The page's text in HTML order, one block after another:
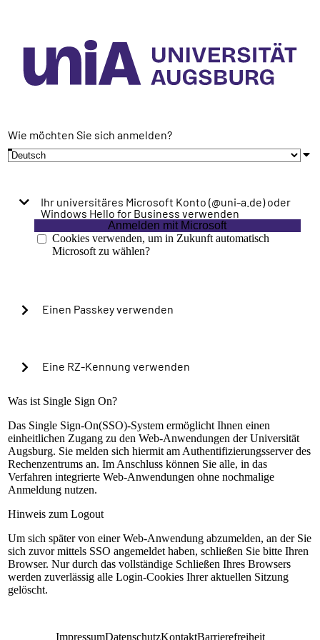
Wie möchten Sie sich anmelden?
Ihr universitäres Microsoft Konto (@uni-a.de) oder
Windows Hello for Business verwenden
Anmelden mit Microsoft
Cookies verwenden, um in Zukunft automatisch
Microsoft zu wählen?
Einen Passkey verwenden
Eine RZ-Kennung verwenden
Die Anmeldung mit RZ-Kennung ist nur nach
Einrichtung der lokalen Mehrfaktorauthentifizierung
möglich. Sollte dies bisher nicht geschehen sein,
können Sie sich mit Ihrem universitären Microsoft-
Konto (@uni-a.de-Mail) über Microsoft EntraID
kontaktieren Sie bitte unseren Servicedesk.
Anleitung zur Einrichtung
RZ-Kennung
Passwort
Was ist Single Sign On?
Das Single Sign-On(SSO)-System ermöglicht Ihnen einen
einheitlichen Zugang zu den Web-Anwendungen der Universität
Augsburg. Sie melden sich hiermit am Authentifizierungsserver des
Rechenzentrums an. Im Anschluss können Sie alle, in das
Verfahren integrierte Web-Anwendungen ohne nochmalige
Anmeldung nutzen.
Hinweis zum Logout
Um sich später von einer Web-Anwendung abzumelden, an der Sie
sich zuvor mittels SSO angemeldet haben, schließen Sie bitte Ihren
Browser. Nur durch das vollständige Schließen Ihres Browsers
werden zuverlässig alle Login-Cookies Ihrer aktuellen Sitzung
gelöscht.
ImpressumDatenschutzKontaktBarrierefreiheit